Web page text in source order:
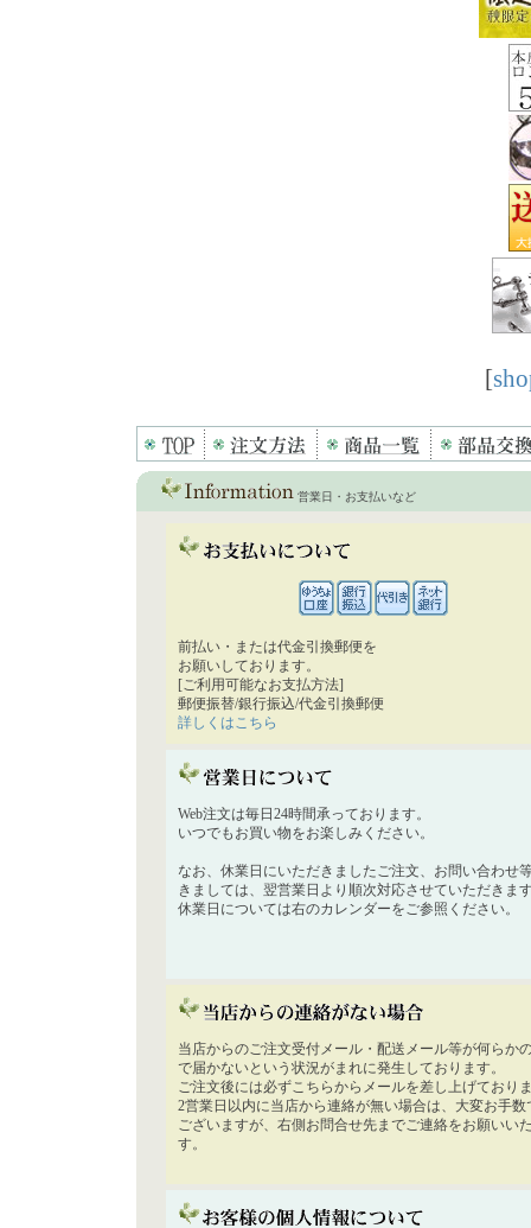
[
営業日・お支払いなど
前払い・または代金引換郵便を
お願いしております。
[ご利用可能なお支払方法]
郵便振替/銀行振込/代金引換郵便
詳しくはこちら
Web注文は毎日24時間承っております。
いつでもお買い物をお楽しみください。
なお、休業日にいただきましたご注文、お問い合わせ
きましては、翌営業日より順次対応させていただきま
休業日については右のカレンダーをご参照ください。
当店からのご注文受付メール・配送メール等が何らか
で届かないという状況がまれに発生しております。
ご注文後には必ずこちらからメールを差し上げており
2営業日以内に当店から連絡が無い場合は、大変お手数
ございますが、右側お問合せ先までご連絡をお願いい
す。